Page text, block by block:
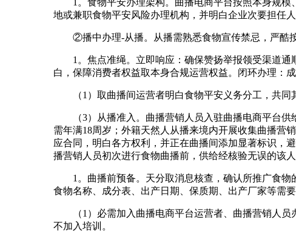
地或兼职食物平安风险办理机构，并明白企业次要担任
②播中办理-从播。从播需熟悉食物宣传禁忌，严酷按
1。焦点准绳。立即响应：确保赞扬举报领受渠道通
白，保障消费者权益取本身合规运营权益。闭环办理：
（1）取曲播间运营者明白食物平安义务分工，共同
（3）从播准入。曲播营销人员入驻曲播电商平台供
需年满18周岁；外籍天然人从播来境内开展收集曲播营
应合同，明白各方权利，并正在曲播间添加显著标识，
播营销人员初次进行食物曲播前，供给经核验无误的该
1。曲播前预备。天分取消息核查，确认所推广食物
食物名称、成分表、出产日期、保质期、出产厂家等需要
（1）必需加入曲播电商平台运营者、曲播营销人员
不加入培训。